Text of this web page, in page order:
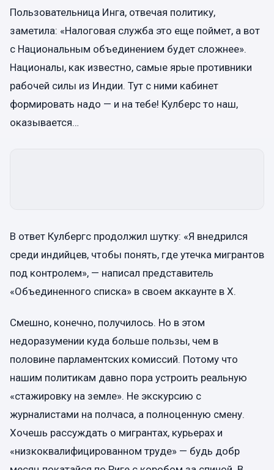
Пользовательница Инга, отвечая политику,
заметила: «Налоговая служба это еще поймет, а вот
с Национальным объединением будет сложнее».
Националы, как известно, самые ярые противники
рабочей силы из Индии. Тут с ними кабинет
формировать надо — и на тебе! Кулберс то наш,
оказывается…
В ответ Кулбергс продолжил шутку: «Я внедрился
среди индийцев, чтобы понять, где утечка мигрантов
под контролем», — написал представитель
«Объединенного списка» в своем аккаунте в X.
Смешно, конечно, получилось. Но в этом
недоразумении куда больше пользы, чем в
половине парламентских комиссий. Потому что
нашим политикам давно пора устроить реальную
«стажировку на земле». Не экскурсию с
журналистами на полчаса, а полноценную смену.
Хочешь рассуждать о мигрантах, курьерах и
«низкоквалифицированном труде» — будь добр